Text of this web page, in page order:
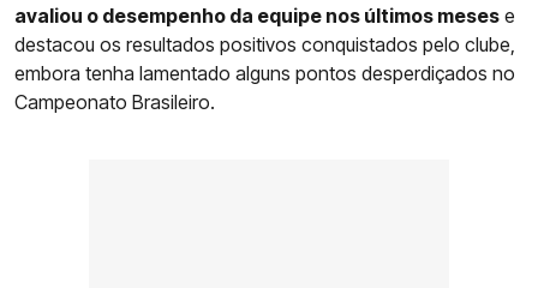
avaliou o desempenho da equipe nos últimos meses e
destacou os resultados positivos conquistados pelo clube,
embora tenha lamentado alguns pontos desperdiçados no
Campeonato Brasileiro.